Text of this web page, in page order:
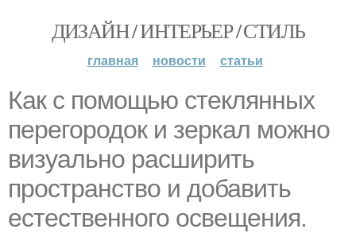
ДИЗАЙН / ИНТЕРЬЕР / СТИЛЬ
главная новости статьи
Как с помощью стеклянных
перегородок и зеркал можно
визуально расширить
пространство и добавить
естественного освещения.